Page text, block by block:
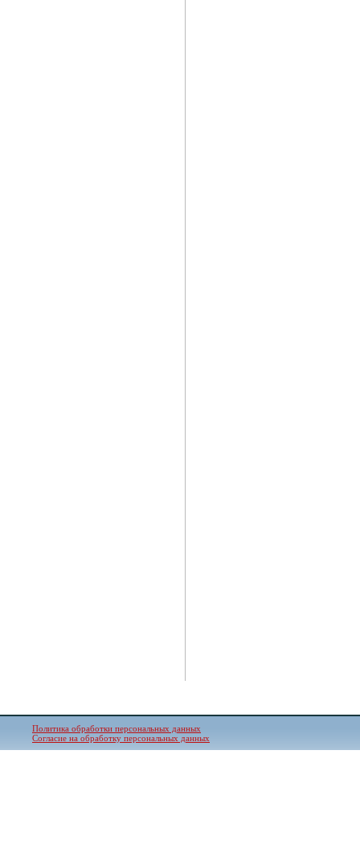
Политика обработки персональных данных
Согласие на обработку персональных данных